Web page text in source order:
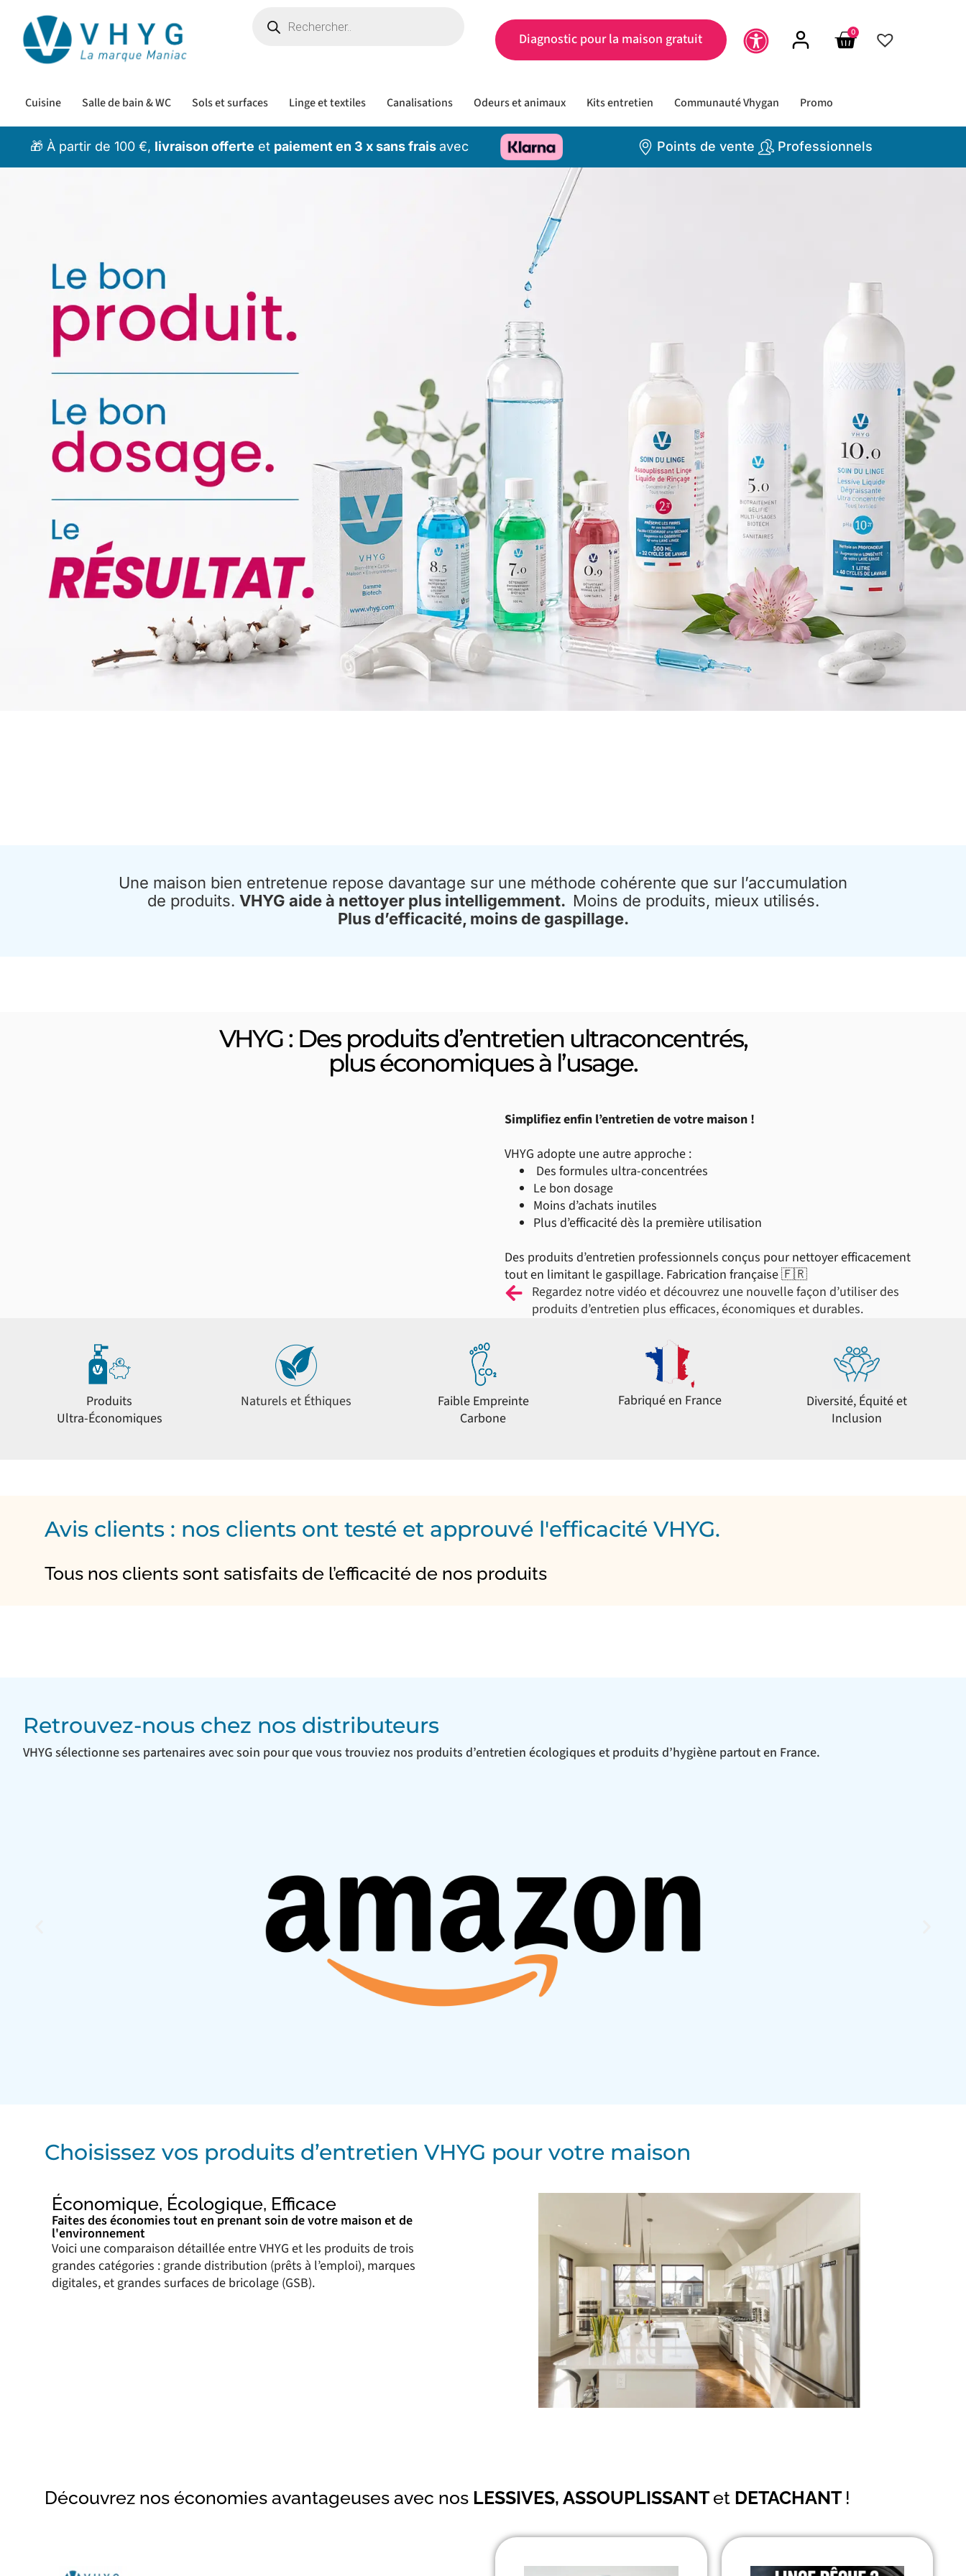
Diagnostic pour la maison gratuit 0
Cuisine Salle de bain & WC Sols et surfaces Linge et textiles Canalisations Odeurs et animaux Kits entretien Communauté Vhygan Promo
🎁 À partir de 100 €, livraison offerte et paiement en 3 x sans fraisavec Points de vente Professionnels
Une maison bien entretenue repose davantage sur une méthode cohérente que sur l’accumulation
de produits. VHYG aide à nettoyer plus intelligemment. Moins de produits, mieux utilisés.
Plus d’efficacité, moins de gaspillage.
VHYG : Des produits d’entretien ultraconcentrés,
plus économiques à l’usage.
Simplifiez enfin l’entretien de votre maison !
VHYG adopte une autre approche :
Des formules ultra-concentrées
Le bon dosage
Moins d’achats inutiles
Plus d’efficacité dès la première utilisation
Des produits d’entretien professionnels conçus pour nettoyer efficacement
tout en limitant le gaspillage. Fabrication française 🇫🇷
Regardez notre vidéo et découvrez une nouvelle façon d’utiliser des
produits d’entretien plus efficaces, économiques et durables.
Produits
Ultra-Économiques
Naturels et Éthiques
Faible Empreinte
Carbone
Fabriqué en France
Diversité, Équité et
Inclusion
Avis clients : nos clients ont testé et approuvé l'efficacité VHYG.
Tous nos clients sont satisfaits de l’efficacité de nos produits
Retrouvez-nous chez nos distributeurs
VHYG sélectionne ses partenaires avec soin pour que vous trouviez nos produits d’entretien écologiques et produits d’hygiène partout en France.
Choisissez vos produits d’entretien VHYG pour votre maison
Économique, Écologique, Efficace
Faites des économies tout en prenant soin de votre maison et de
l'environnement
Voici une comparaison détaillée entre VHYG et les produits de trois
grandes catégories : grande distribution (prêts à l’emploi), marques
digitales, et grandes surfaces de bricolage (GSB).
Découvrez nos économies avantageuses avec nos LESSIVES, ASSOUPLISSANTet DETACHANT !